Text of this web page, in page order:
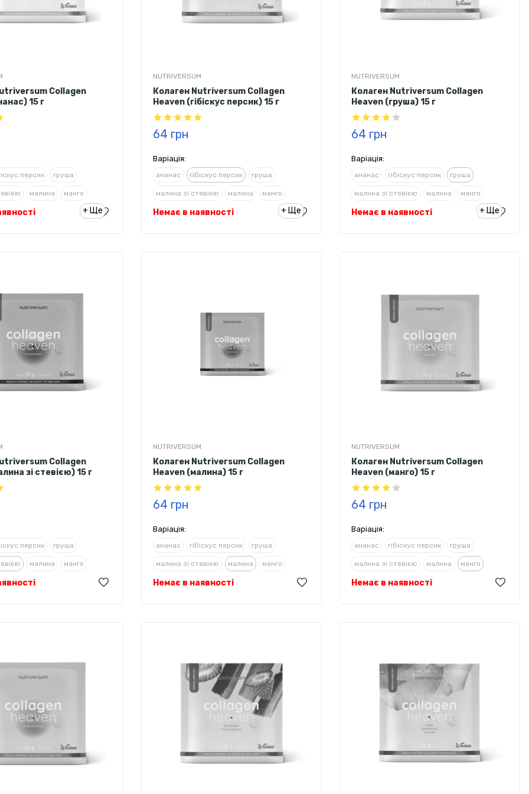
Collagen
15 г
персик груша
малина манго
ревінь/полуниця + Ще
NUTRIVERSUM
Колаген Nutriversum Collagen
Heaven (гібіскус персик) 15 г
64 грн
Варіація:
ананас гібіскус персик груша
малина зі стевією малина манго
полуниця ревінь/полуниця + Ще
Немає в наявності
NUTRIVERSUM
Колаген Nutriversum Collagen
Heaven (груша) 15 г
64 грн
Варіація:
ананас гібіскус персик груша
малина зі стевією малина манго
полуниця ревінь/полуниця + Ще
Немає в наявності
Collagen
зі стевією) 15 г
персик груша
малина манго
ревінь/полуниця
NUTRIVERSUM
Колаген Nutriversum Collagen
Heaven (малина) 15 г
64 грн
Варіація:
ананас гібіскус персик груша
малина зі стевією малина манго
полуниця ревінь/полуниця
Немає в наявності
NUTRIVERSUM
Колаген Nutriversum Collagen
Heaven (манго) 15 г
64 грн
Варіація:
ананас гібіскус персик груша
малина зі стевією малина манго
полуниця ревінь/полуниця
Немає в наявності